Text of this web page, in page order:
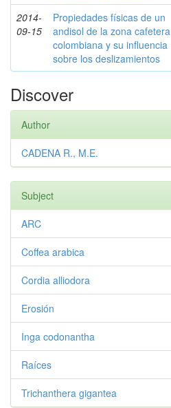
2014-
09-15
Propiedades físicas de un
andisol de la zona cafetera
colombiana y su influencia
sobre los deslizamientos
Discover
Author
CADENA R., M.E.
Subject
ARC
Coffea arabica
Cordia alliodora
Erosión
Inga codonantha
Raíces
Trichanthera gigantea